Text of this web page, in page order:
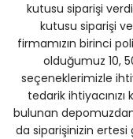
kutusu siparişi
kutusu siparişi
firmamızın birinci
olduğumuz 10,
seçeneklerimizle
tedarik
bulunan
da siparişinizin